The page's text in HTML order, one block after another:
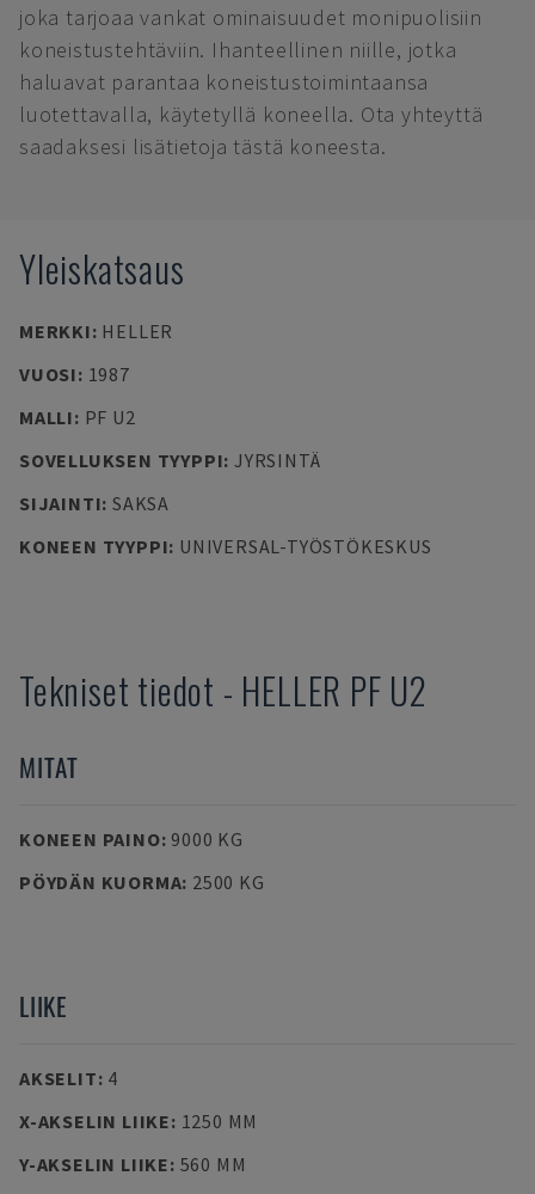
joka tarjoaa vankat ominaisuudet monipuolisiin
koneistustehtäviin. Ihanteellinen niille, jotka
haluavat parantaa koneistustoimintaansa
luotettavalla, käytetyllä koneella. Ota yhteyttä
saadaksesi lisätietoja tästä koneesta.
Yleiskatsaus
MERKKI: HELLER
VUOSI: 1987
MALLI: PF U2
SOVELLUKSEN TYYPPI: JYRSINTÄ
SIJAINTI: SAKSA
KONEEN TYYPPI: UNIVERSAL-TYÖSTÖKESKUS
Tekniset tiedot - HELLER PF U2
MITAT
KONEEN PAINO: 9000 KG
PÖYDÄN KUORMA: 2500 KG
LIIKE
AKSELIT: 4
X-AKSELIN LIIKE: 1250 MM
Y-AKSELIN LIIKE: 560 MM